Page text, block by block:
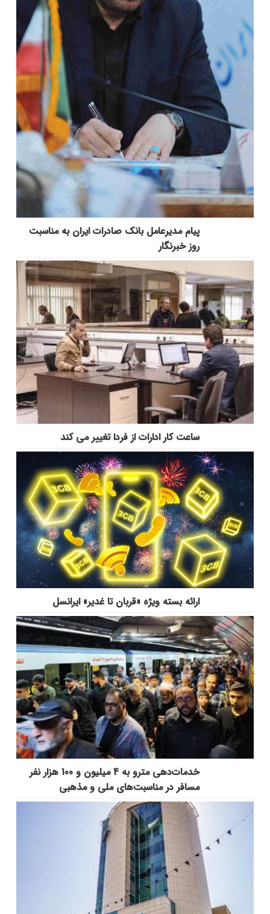
پیام مدیرعامل بانک صادرات ایران به مناسبت
روز خبرنگار
ساعت کار ادارات از فردا تغییر می کند
ارائه بسته ویژه «قربان تا غدیر» ایرانسل
خدمات‌دهي مترو به 4 ميليون و 100 هزار نفر
مسافر در مناسبت‌هاي ملي و مذهبي